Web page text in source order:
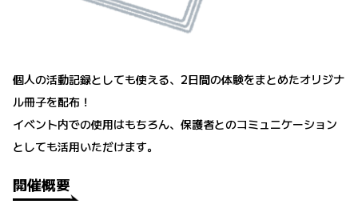
個人の活動記録としても使える、2日間の体験をまとめたオリジナ
ル冊子を配布！
イベント内での使用はもちろん、保護者とのコミュニケーション
としても活用いただけます。
開催概要